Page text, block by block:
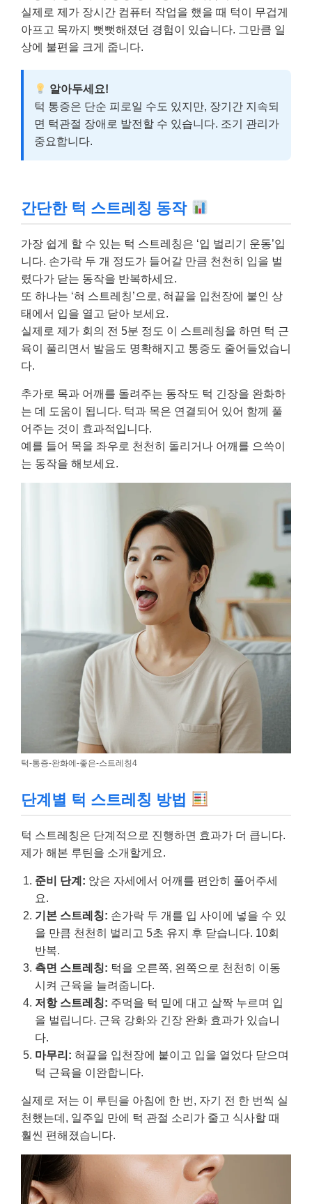
실제로 제가 장시간 컴퓨터 작업을 했을 때 턱이 무겁게
아프고 목까지 뻣뻣해졌던 경험이 있습니다. 그만큼 일
상에 불편을 크게 줍니다.
알아두세요!
턱 통증은 단순 피로일 수도 있지만, 장기간 지속되
면 턱관절 장애로 발전할 수 있습니다. 조기 관리가
중요합니다.
간단한 턱 스트레칭 동작
가장 쉽게 할 수 있는 턱 스트레칭은 ‘입 벌리기 운동’입
니다. 손가락 두 개 정도가 들어갈 만큼 천천히 입을 벌
렸다가 닫는 동작을 반복하세요.
또 하나는 ‘혀 스트레칭’으로, 혀끝을 입천장에 붙인 상
태에서 입을 열고 닫아 보세요.
실제로 제가 회의 전 5분 정도 이 스트레칭을 하면 턱 근
육이 풀리면서 발음도 명확해지고 통증도 줄어들었습니
다.
추가로 목과 어깨를 돌려주는 동작도 턱 긴장을 완화하
는 데 도움이 됩니다. 턱과 목은 연결되어 있어 함께 풀
어주는 것이 효과적입니다.
예를 들어 목을 좌우로 천천히 돌리거나 어깨를 으쓱이
는 동작을 해보세요.
턱-통증-완화에-좋은-스트레칭4
단계별 턱 스트레칭 방법
턱 스트레칭은 단계적으로 진행하면 효과가 더 큽니다.
제가 해본 루틴을 소개할게요.
준비 단계: 앉은 자세에서 어깨를 편안히 풀어주세
요.
기본 스트레칭: 손가락 두 개를 입 사이에 넣을 수 있
을 만큼 천천히 벌리고 5초 유지 후 닫습니다. 10회
반복.
측면 스트레칭: 턱을 오른쪽, 왼쪽으로 천천히 이동
시켜 근육을 늘려줍니다.
저항 스트레칭: 주먹을 턱 밑에 대고 살짝 누르며 입
을 벌립니다. 근육 강화와 긴장 완화 효과가 있습니
다.
마무리: 혀끝을 입천장에 붙이고 입을 열었다 닫으며
턱 근육을 이완합니다.
실제로 저는 이 루틴을 아침에 한 번, 자기 전 한 번씩 실
천했는데, 일주일 만에 턱 관절 소리가 줄고 식사할 때
훨씬 편해졌습니다.